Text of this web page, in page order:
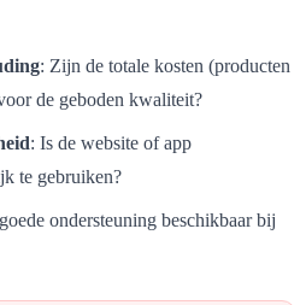
: Zijn de totale kosten (producten
de geboden kwaliteit?
: Is de website of app
te gebruiken?
ondersteuning beschikbaar bij